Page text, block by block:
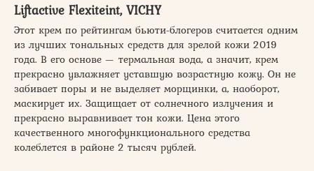
Liftactive Flexiteint, VICHY
Этот крем по рейтингам бьюти-блогеров считается одним
из лучших тональных средств для зрелой кожи 2019
года. В его основе — термальная вода, а значит, крем
прекрасно увлажняет уставшую возрастную кожу. Он не
забивает поры и не выделяет морщинки, а, наоборот,
маскирует их. Защищает от солнечного излучения и
прекрасно выравнивает тон кожи. Цена этого
качественного многофункционального средства
колеблется в районе 2 тысяч рублей.